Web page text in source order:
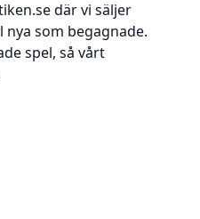
där vi säljer
nya som begagnade.
spel, så vårt